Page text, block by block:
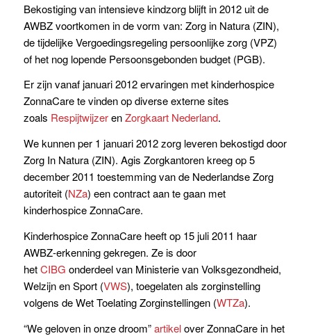
Bekostiging van intensieve kindzorg blijft in 2012 uit de
AWBZ voortkomen in de vorm van: Zorg in Natura (ZIN),
de tijdelijke Vergoedingsregeling persoonlijke zorg (VPZ)
of het nog lopende Persoonsgebonden budget (PGB).
Er zijn vanaf januari 2012 ervaringen met kinderhospice
ZonnaCare te vinden op diverse externe sites
zoals RespijtwijzerenZorgkaart Nederland.
We kunnen per 1 januari 2012 zorg leveren bekostigd door
Zorg In Natura (ZIN). Agis Zorgkantoren kreeg op 5
december 2011 toestemming van de Nederlandse Zorg
autoriteit (NZa) een contract aan te gaan met
kinderhospice ZonnaCare.
Kinderhospice ZonnaCare heeft op 15 juli 2011 haar
AWBZ-erkenning gekregen. Ze is door
hetCIBG onderdeel van Ministerie van Volksgezondheid,
Welzijn en Sport (VWS), toegelaten als zorginstelling
volgens de Wet Toelating Zorginstellingen (WTZa).
“We geloven in onze droom”artikelover ZonnaCare in het